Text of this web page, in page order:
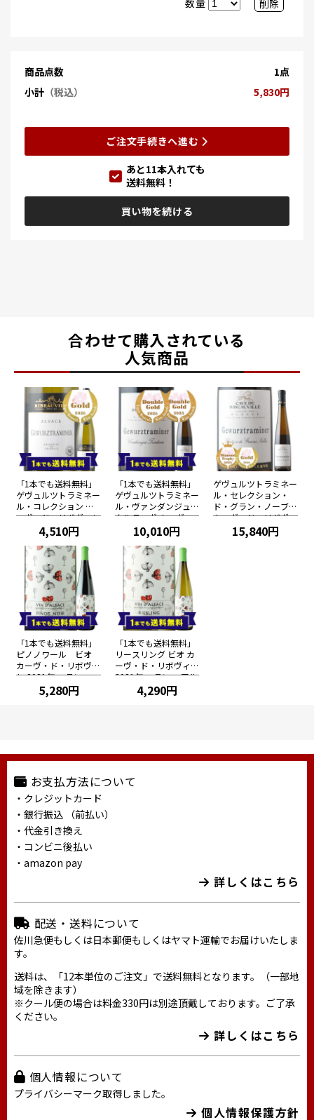
数量
削除
商品点数
1点
小計 （税込） 5,830円
ご注文手続きへ進む
あと11本入れても
送料無料！
買い物を続ける
合わせて購入されている
人気商品
「1本でも送料無料」
ゲヴュルツトラミネー
ル・コレクション カ
ーヴ・ド・リボヴィレ
2020年 フランス アル
ザス 白ワイン 中甘口
750ml
4,510円
「1本でも送料無料」
ゲヴュルツトラミネー
ル・ヴァンダンジュ・
タルティヴ カーヴ・
ド・リボヴィレ 2018
年 フランス アルザス
白ワイン 極甘口 500
ml
10,010円
ゲヴュルツトラミネー
ル・セレクション・
ド・グラン・ノーブル
カーヴ・ド・リボヴィ
レ 2017年 フランス
アルザス 白ワイン 極
15,840円
「1本でも送料無料」
ピノノワール ビオ
カーヴ・ド・リボヴィ
レ 2021年 フランス
アルザス 赤ワイン ミ
ディアムボディ 750m
5,280円
「1本でも送料無料」
リースリング ビオ カ
ーヴ・ド・リボヴィレ
2021年 フランス アル
ザス 白ワイン 辛口 75
4,290円
お支払方法について
・クレジットカード
・銀行振込 （前払い）
・代金引き換え
・コンビニ後払い
・amazon pay
詳しくはこちら
配送・送料について
佐川急便もしくは日本郵便もしくはヤマト運輸でお届けいたしま
す。
送料は、「12本単位のご注文」で送料無料となります。（一部地
域を除きます）
※クール便の場合は料金330円は別途頂戴しております。ご了承
ください。
詳しくはこちら
個人情報について
プライバシーマーク取得しました。
個人情報保護方針